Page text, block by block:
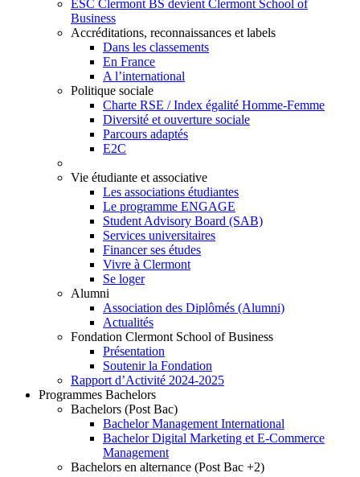
ESC Clermont BS devient Clermont School of
Business
Accréditations, reconnaissances et labels
Dans les classements
En France
A l’international
Politique sociale
Charte RSE / Index égalité Homme-Femme
Diversité et ouverture sociale
Parcours adaptés
E2C
Vie étudiante et associative
Les associations étudiantes
Le programme ENGAGE
Student Advisory Board (SAB)
Services universitaires
Financer ses études
Vivre à Clermont
Se loger
Alumni
Association des Diplômés (Alumni)
Actualités
Fondation Clermont School of Business
Présentation
Soutenir la Fondation
Rapport d’Activité 2024-2025
Programmes Bachelors
Bachelors (Post Bac)
Bachelor Management International
Bachelor Digital Marketing et E-Commerce
Management
Bachelors en alternance (Post Bac +2)